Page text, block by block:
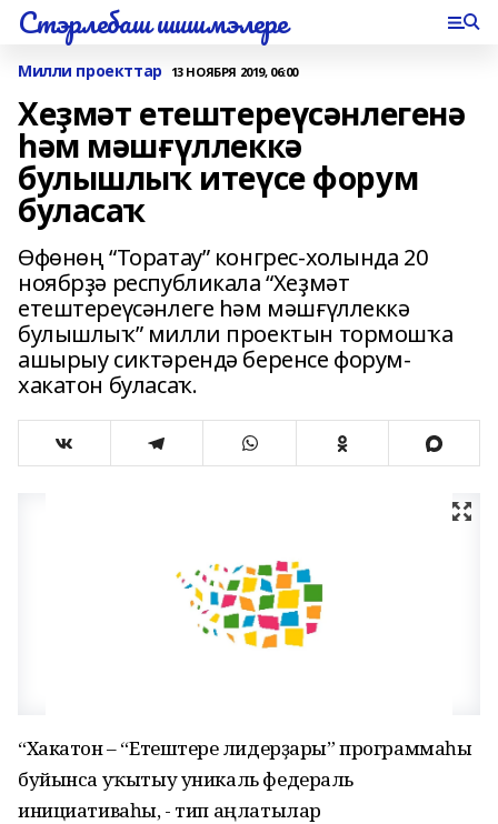
Стэрлебаш шишмэлере
Милли проекттар 13 НОЯБРЯ 2019, 06:00
Хеҙмәт етештереүсәнлегенә
һәм мәшғүллеккә
булышлыҡ итеүсе форум
буласаҡ
Өфөнөң “Торатау” конгрес-холында 20
ноябрҙә республикала “Хеҙмәт
етештереүсәнлеге һәм мәшғүллеккә
булышлыҡ” милли проектын тормошҡа
ашырыу сиктәрендә беренсе форум-
хакатон буласаҡ.
“Хакатон – “Етештереү лидерҙары” программаһы
буйынса уҡытыу уникаль федераль
инициативаһы, - тип аңлатылар